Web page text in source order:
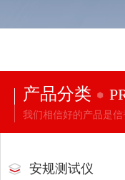
产品分类
我们相信好的产品是信
安规测试仪